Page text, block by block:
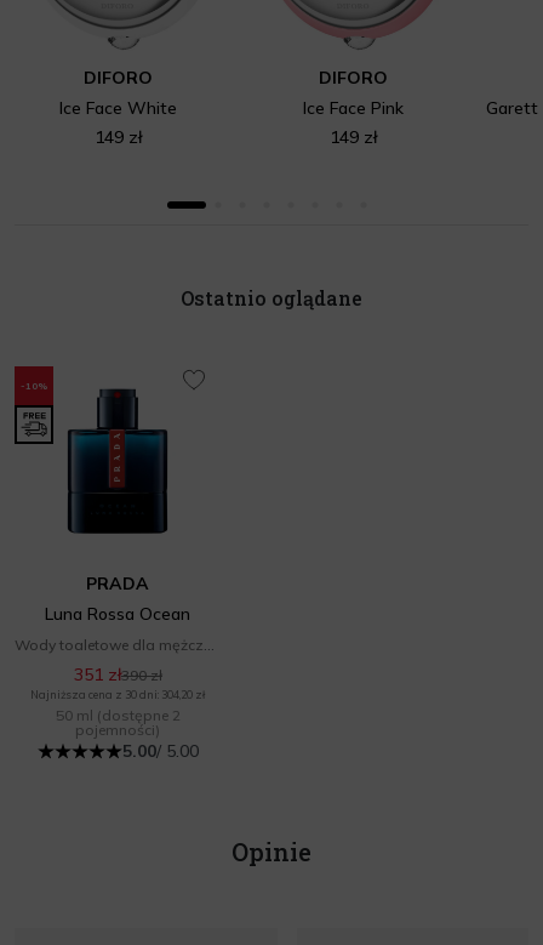
DIFORO
Ice Face White
149 zł
DIFORO
Ice Face Pink
149 zł
Ostatnio oglądane
-10%
PRADA
Luna Rossa Ocean
351 zł390 zł
Najniższa cena z 30 dni: 304,20 zł
50 ml (dostępne 2
pojemności)
5.00/ 5.00
Opinie